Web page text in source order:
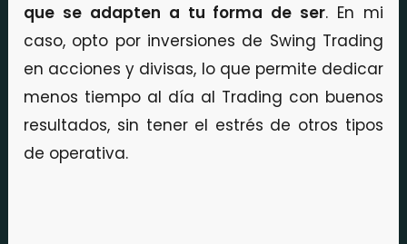
que se adapten a tu forma de ser. En mi
caso, opto por inversiones de Swing Trading
en acciones y divisas, lo que permite dedicar
menos tiempo al día al Trading con buenos
resultados, sin tener el estrés de otros tipos
de operativa.